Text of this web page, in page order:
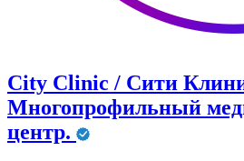
City Clinic / Сити
Многопрофильный
центр.